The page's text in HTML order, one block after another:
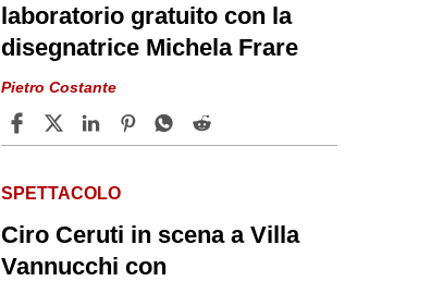
laboratorio gratuito con la
disegnatrice Michela Frare
Pietro Costante
SPETTACOLO
Ciro Ceruti in scena a Villa
Vannucchi con